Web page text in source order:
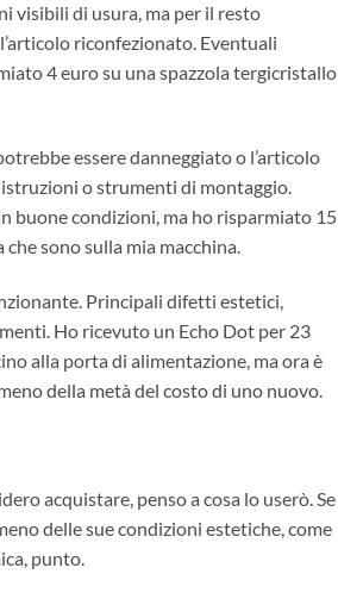
visibili di usura, ma per il resto
riconfezionato. Eventuali
4 euro su una spazzola tergicristallo
essere danneggiato o l’articolo
o strumenti di montaggio.
buone condizioni, ma ho risparmiato 15
sono sulla mia macchina.
Principali difetti estetici,
Ho ricevuto un Echo Dot per 23
alla porta di alimentazione, ma ora è
della metà del costo di uno nuovo.
acquistare, penso a cosa lo userò. Se
delle sue condizioni estetiche, come
punto.